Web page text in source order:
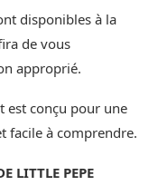
disponibles à la
de vous
approprié.
est conçu pour une
facile à comprendre.
LITTLE PEPE